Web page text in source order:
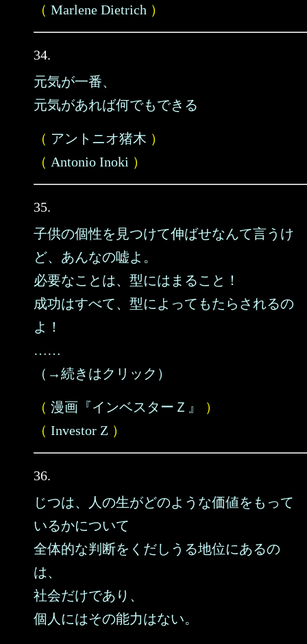
（ Marlene Dietrich ）
34.
元気が一番、
元気があれば何でもできる
（ アントニオ猪木 ）
（ Antonio Inoki ）
35.
子供の個性を見つけて伸ばせなんて言うけ
ど、あんなの嘘よ。
必要なことは、型にはまること！
成功はすべて、型によってもたらされるの
よ！
……
（→続きはクリック）
（ 漫画『インベスターＺ』
）
（ Investor Z ）
36.
じつは、人の生がどのような価値をもって
いるかについて
全体的な判断をくだしうる地位にあるの
は、
社会だけであり、
個人にはその能力はない。